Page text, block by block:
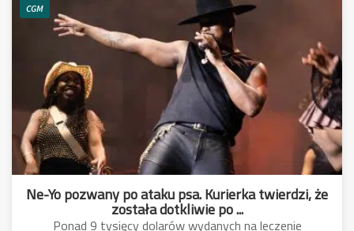
CGM
Ne-Yo pozwany po ataku psa. Kurierka twierdzi, że
została dotkliwie po ...
Ponad 9 tysięcy dolarów wydanych na leczenie